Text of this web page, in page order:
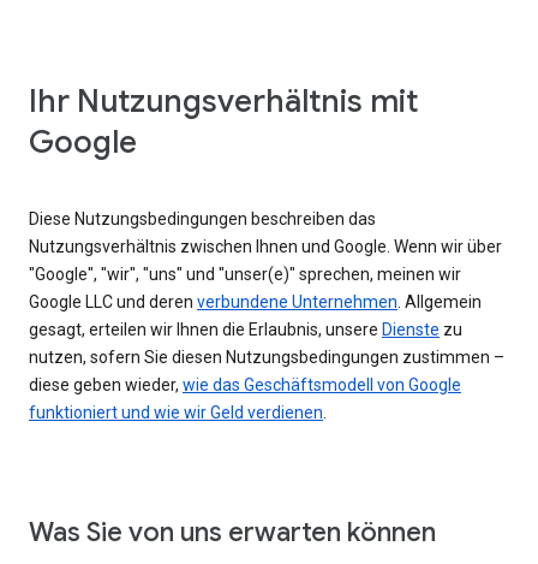
Ihr Nutzungsverhältnis mit
Google
Diese Nutzungsbedingungen beschreiben das
Nutzungsverhältnis zwischen Ihnen und Google. Wenn wir über
"Google", "wir", "uns" und "unser(e)" sprechen, meinen wir
Google LLC und deren verbundene Unternehmen . Allgemein
gesagt, erteilen wir Ihnen die Erlaubnis, unsere Dienste zu
nutzen, sofern Sie diesen Nutzungsbedingungen zustimmen –
diese geben wieder, wie das Geschäftsmodell von Google
funktioniert und wie wir Geld verdienen
Was Sie von uns erwarten können